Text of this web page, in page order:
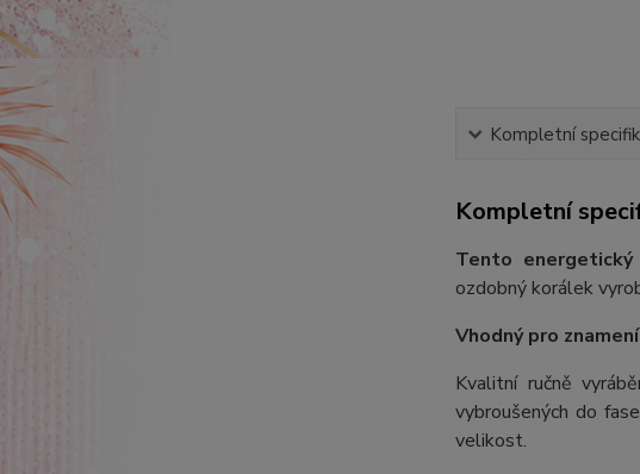
Kompletní
Kompletní
Tento energetický
ozdobný korálek
Vhodný pro
Kvalitní ručně
vybroušených do
velikost.